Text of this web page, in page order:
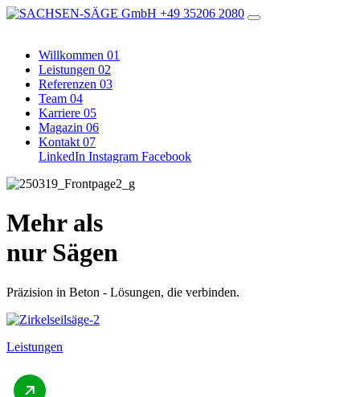
+49 35206 2080
Willkommen 01
Leistungen 02
Referenzen 03
Team 04
Karriere 05
Magazin 06
Kontakt 07
LinkedIn Instagram Facebook
Mehr als
nur Sägen
Präzision in Beton - Lösungen, die verbinden.
Leistungen